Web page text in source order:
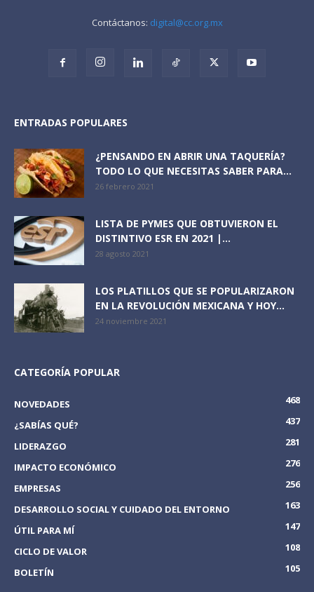
Contáctanos: digital@cc.org.mx
ENTRADAS POPULARES
¿PENSANDO EN ABRIR UNA TAQUERÍA?
TODO LO QUE NECESITAS SABER PARA...
26 febrero 2021
LISTA DE PYMES QUE OBTUVIERON EL
DISTINTIVO ESR EN 2021 |...
28 agosto 2021
LOS PLATILLOS QUE SE POPULARIZARON
EN LA REVOLUCIÓN MEXICANA Y HOY...
24 noviembre 2021
CATEGORÍA POPULAR
NOVEDADES
468
¿SABÍAS QUÉ?
437
LIDERAZGO
281
IMPACTO ECONÓMICO
276
EMPRESAS
256
DESARROLLO SOCIAL Y CUIDADO DEL ENTORNO
163
ÚTIL PARA MÍ
147
CICLO DE VALOR
108
BOLETÍN
105